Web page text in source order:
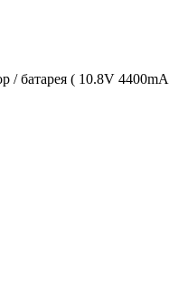
/ батарея ( 10.8V